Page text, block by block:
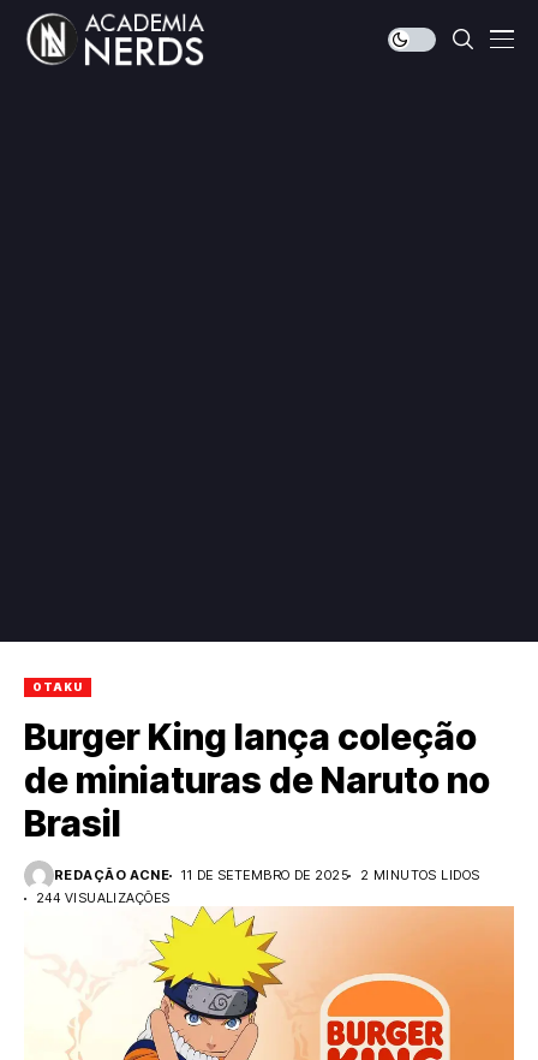
OTAKU
Burger King lança coleção
de miniaturas de Naruto no
Brasil
REDAÇÃO ACNE 11 DE SETEMBRO DE 2025
2 MINUTOS LIDOS
244 VISUALIZAÇÕES